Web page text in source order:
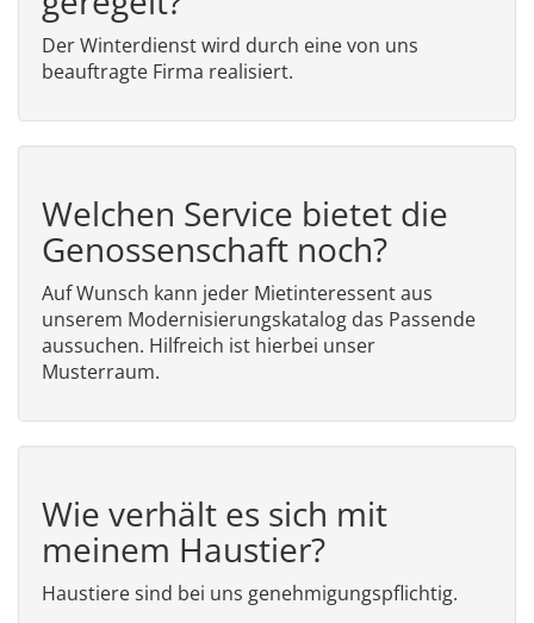
Der Winterdienst wird durch eine von uns
beauftragte Firma realisiert.
Welchen Service bietet die
Genossenschaft noch?
Auf Wunsch kann jeder Mietinteressent aus
unserem Modernisierungskatalog das Passende
aussuchen. Hilfreich ist hierbei unser
Musterraum.
Wie verhält es sich mit
meinem Haustier?
Haustiere sind bei uns genehmigungspflichtig.